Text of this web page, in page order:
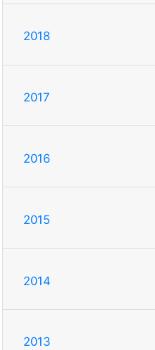
2018
2017
2016
2015
2014
2013